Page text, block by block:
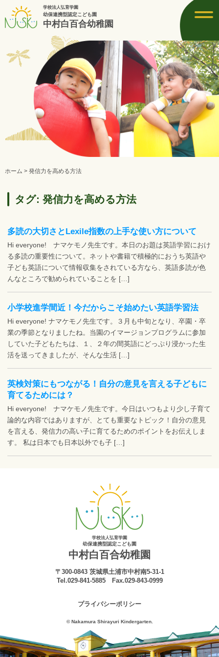
学校法人弘育学園
幼保連携型認定こども園
中村白百合幼稚園
ホーム > 発信力を高める方法
タグ: 発信力を高める方法
多読の大切さとLexile指数の上手な使い方について
Hi everyone! ナマケモノ先生です。本日のお題は英語学習におけ
る多読の重要性について。ネットや書籍で積極的におうち英語や
子ども英語について情報収集をされている方なら、英語多読が色
んなところで勧められていることを […]
小学校進学間近！今だからこそ始めたい英語学習法
Hi everyone! ナマケモノ先生です。３月も中旬となり、卒園・卒
業の季節となりましたね。当園のイマージョンプログラムに参加
していた子どもたちは、１、２年の間英語にどっぷり浸かった生
活を送ってきましたが、そんな生活 […]
英検対策にもつながる！自分の意見を言える子どもに
育てるためには？
Hi everyone! ナマケモノ先生です。今日はいつもより少し子育て
論的な内容ではありますが、とても重要なトピック！自分の意見
を言える、発信力の高い子に育てるためのポイントをお伝えしま
す。 私は日本でも日本以外でも子 […]
学校法人弘育学園
幼保連携型認定こども園
中村白百合幼稚園
〒300-0843 茨城県土浦市中村南5-31-1
Tel.029-841-5885 Fax.029-843-0999
プライバシーポリシー
© Nakamura Shirayuri Kindergarten.